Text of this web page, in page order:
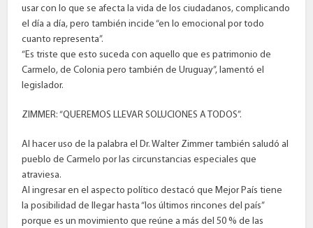
usar con lo que se afecta la vida de los ciudadanos, complicando
el día a día, pero también incide “en lo emocional por todo
cuanto representa”.
“Es triste que esto suceda con aquello que es patrimonio de
Carmelo, de Colonia pero también de Uruguay”, lamentó el
legislador.
ZIMMER: “QUEREMOS LLEVAR SOLUCIONES A TODOS”.
Al hacer uso de la palabra el Dr. Walter Zimmer también saludó al
pueblo de Carmelo por las circunstancias especiales que
atraviesa.
Al ingresar en el aspecto político destacó que Mejor País tiene
la posibilidad de llegar hasta “los últimos rincones del país”
porque es un movimiento que reúne a más del 50 % de las